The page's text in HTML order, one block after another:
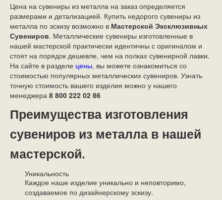
Цена на сувениры из металла на заказ определяется
размерами и детализацией. Купить недорого сувениры из
металла по эскизу возможно в Мастерской Эксклюзивных
Сувениров. Металлические сувениры изготовленные в
нашей мастерской практически идентичны с оригиналом и
стоят на порядок дешевле, чем на полках сувенирной лавки.
На сайте в разделе цены, вы можете ознакомиться со
стоимостью популярных металлических сувениров. Узнать
точную стоимость вашего изделия можно у нашего
менеджера 8 800 222 02 86
Преимущества изготовления
сувениров из металла в нашей
мастерской.
Уникальность
Каждое наше изделие уникально и неповторимо,
создаваемое по дизайнерскому эскизу.